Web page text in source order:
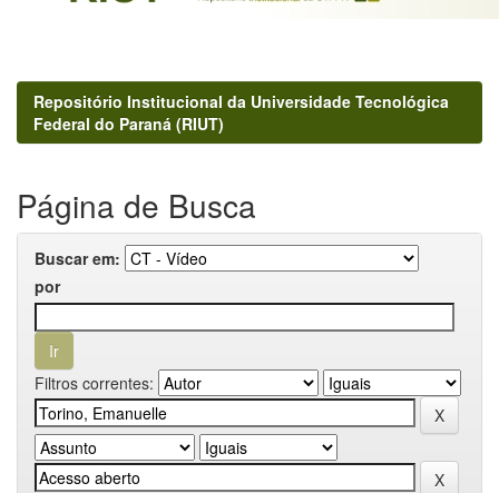
Repositório Institucional da Universidade Tecnológica
Federal do Paraná (RIUT)
Página de Busca
Buscar em:
por
Filtros correntes: